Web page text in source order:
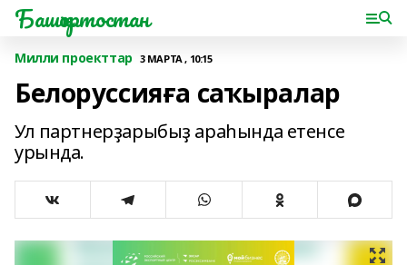
Башҡортостан
Милли проекттар 3 МАРТА , 10:15
Белоруссияға саҡыралар
Ул партнерҙарыбыҙ араһында етенсе
урында.